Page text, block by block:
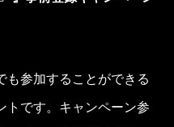
も参加することができる
トです。キャンペーン参